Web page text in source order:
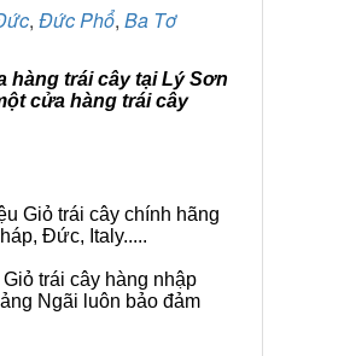
, Đức Phổ, Ba Tơ
hàng trái cây tại Lý Sơn
cửa hàng trái cây
Giỏ trái cây chính hãng
Đức, Italy.....
trái cây hàng nhập
Ngãi luôn bảo đảm